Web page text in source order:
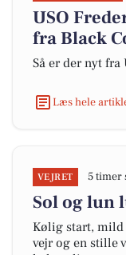
USO
fra Black
Så er der nyt fra
Læs hele
VEJRET 5 timer
Sol og lun
Kølig start, mild
vejr og en stille